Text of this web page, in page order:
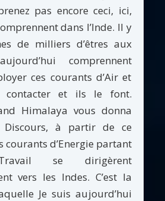
pas encore ceci, ici,
dans l’Inde. Il y
de milliers d’êtres aux
comprennent
ces courants d’Air et
contacter et ils le font.
Himalaya vous donna
Discours, à partir de ce
courants d’Energie partant
se dirigèrent
vers les Indes. C’est la
Je suis aujourd’hui